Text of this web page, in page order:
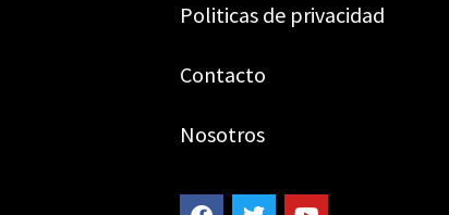
Politicas de privacidad
Contacto
Nosotros